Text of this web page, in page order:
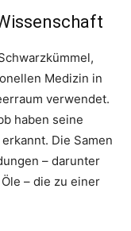
Medizin in
verwendet.
haben seine
Die Samen
– darunter
– die zu einer